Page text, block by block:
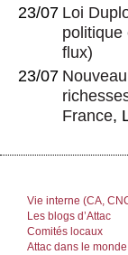
23/07 Loi
politique
flux)
23/07
France,
Vie interne (CA,
Les blogs d’Attac
Comités locaux
Attac dans le monde